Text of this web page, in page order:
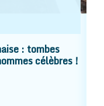
: tombes
célèbres !